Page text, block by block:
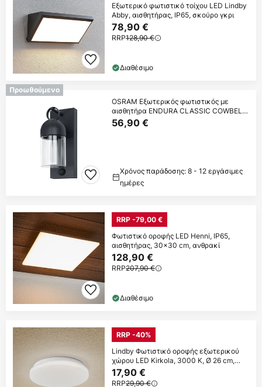
Εξωτερικό φωτιστικό τοίχου LED Lindby
Abby, αισθητήρας, IP65, σκούρο γκρι
78,90 €
RRP128,90 €
Διαθέσιμο
Προωθούμενο
OSRAM Εξωτερικός φωτιστικός με
αισθητήρα ENDURA CLASSIC COWBELL
γκρι IP65
56,90 €
Χρόνος παράδοσης: 8 - 12 εργάσιμες
ημέρες
RRP -79,00 €
Φωτιστικό οροφής LED Henni, IP65,
αισθητήρας, 30x30 cm, ανθρακί
128,90 €
RRP207,90 €
Διαθέσιμο
RRP -40%
Lindby Φωτιστικό οροφής εξωτερικού
χώρου LED Kirkola, 3000 K, Ø 26 cm,
λευκό
17,90 €
RRP29,90 €